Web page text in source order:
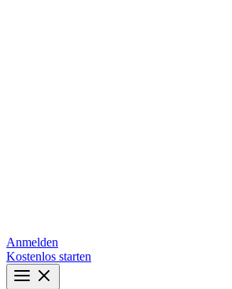
Anmelden
Kostenlos starten